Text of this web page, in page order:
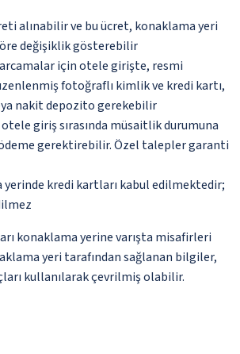
alınabilir ve bu ücret, konaklama yeri
değişiklik gösterebilir
için otele girişte, resmi
fotoğraflı kimlik ve kredi kartı,
nakit depozito gerekebilir
giriş sırasında müsaitlik durumuna
ödeme gerektirebilir. Özel talepler garanti
yerinde kredi kartları kabul edilmektedir;
konaklama yerine varışta misafirleri
yeri tarafından sağlanan bilgiler,
kullanılarak çevrilmiş olabilir.